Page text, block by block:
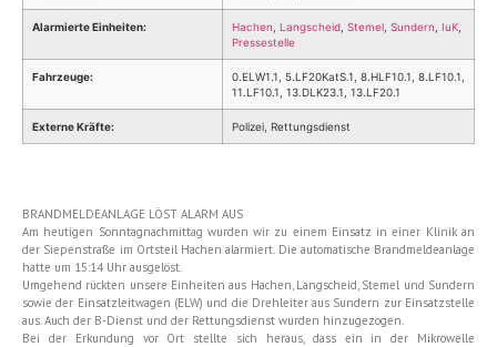
Alarmierte Einheiten: Hachen Langscheid Stemel Sundern IuK
Pressestelle
Fahrzeuge:
0.ELW1.1, 5.LF20KatS.1, 8.HLF10.1, 8.LF10.1,
11.LF10.1, 13.DLK23.1, 13.LF20.1
Externe Kräfte: Polizei, Rettungsdienst
BRANDMELDEANLAGE LÖST ALARM AUS
Am heutigen Sonntagnachmittag wurden wir zu einem Einsatz in einer Klinik an
der Siepenstraße im Ortsteil Hachen alarmiert. Die automatische Brandmeldeanlage
hatte um 15:14 Uhr ausgelöst.
Umgehend rückten unsere Einheiten aus Hachen, Langscheid, Stemel und Sundern
sowie der Einsatzleitwagen (ELW) und die Drehleiter aus Sundern zur Einsatzstelle
aus. Auch der B-Dienst und der Rettungsdienst wurden hinzugezogen.
Bei der Erkundung vor Ort stellte sich heraus, dass ein in der Mikrowelle